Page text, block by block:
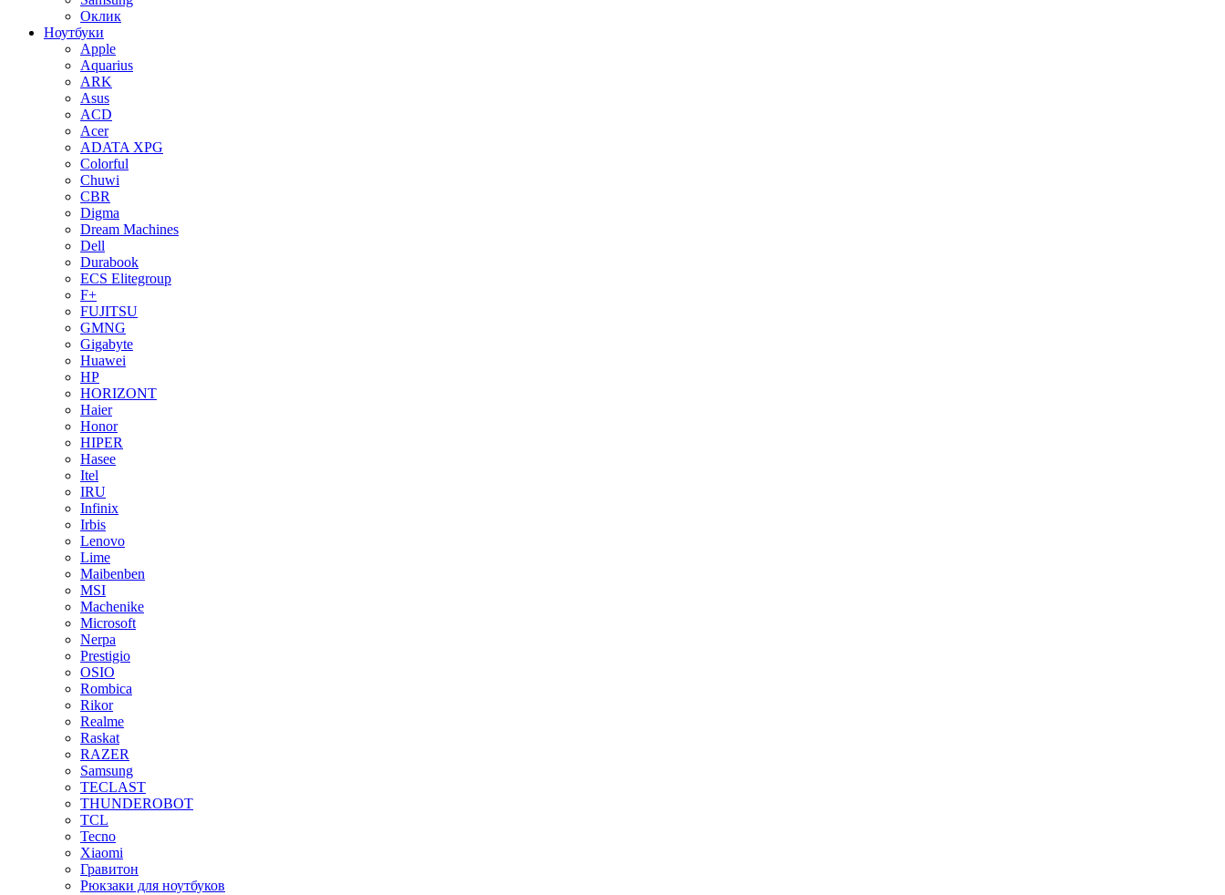
Оклик
Ноутбуки
Apple
Aquarius
ARK
Asus
ACD
Acer
ADATA XPG
Colorful
Chuwi
CBR
Digma
Dream Machines
Dell
Durabook
ECS Elitegroup
F+
FUJITSU
GMNG
Gigabyte
Huawei
HP
HORIZONT
Haier
Honor
HIPER
Hasee
Itel
IRU
Infinix
Irbis
Lenovo
Lime
Maibenben
MSI
Machenike
Microsoft
Nerpa
Prestigio
OSIO
Rombica
Rikor
Realme
Raskat
RAZER
Samsung
TECLAST
THUNDEROBOT
TCL
Tecno
Xiaomi
Гравитон
Рюкзаки для ноутбуков